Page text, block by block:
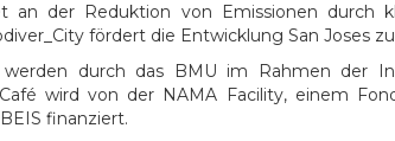
an der Reduktion von Emissionen durch
fördert die Entwicklung San Joses
werden durch das BMU im Rahmen der
wird von der NAMA Facility, einem
finanziert.